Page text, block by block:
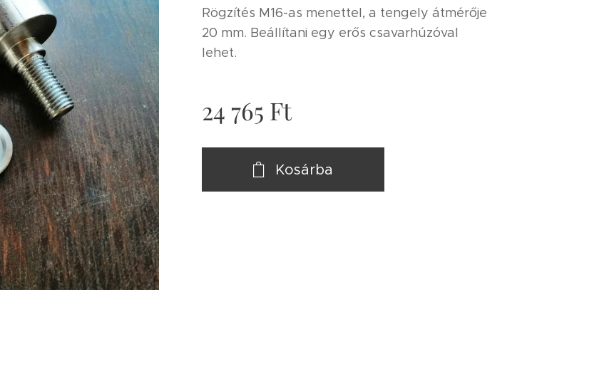
Rögzítés M16-as menettel, a tengely átmérője
20 mm. Beállítani egy erős csavarhúzóval
lehet.
24 765 Ft
Kosárba